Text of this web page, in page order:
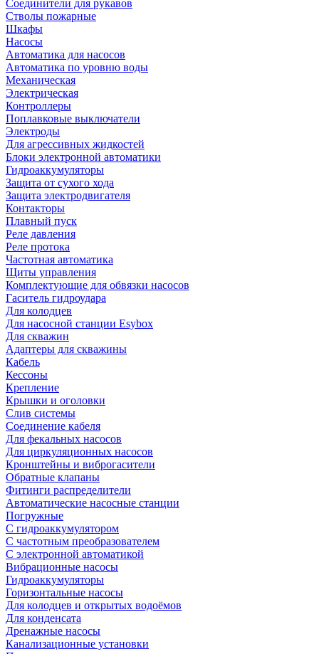
Соединители для рукавов
Стволы пожарные
Шкафы
Насосы
Автоматика для насосов
Автоматика по уровню воды
Механическая
Электрическая
Контроллеры
Поплавковые выключатели
Электроды
Для агрессивных жидкостей
Блоки электронной автоматики
Гидроаккумуляторы
Защита от сухого хода
Защита электродвигателя
Контакторы
Плавный пуск
Реле давления
Реле протока
Частотная автоматика
Щиты управления
Комплектующие для обвязки насосов
Гаситель гидроудара
Для колодцев
Для насосной станции Esybox
Для скважин
Адаптеры для скважины
Кабель
Кессоны
Крепление
Крышки и оголовки
Слив системы
Соединение кабеля
Для фекальных насосов
Для циркуляционных насосов
Кронштейны и виброгасители
Обратные клапаны
Фитинги распределители
Автоматические насосные станции
Погружные
С гидроаккумулятором
С частотным преобразователем
С электронной автоматикой
Вибрационные насосы
Гидроаккумуляторы
Горизонтальные насосы
Для колодцев и открытых водоёмов
Для конденсата
Дренажные насосы
Канализационные установки